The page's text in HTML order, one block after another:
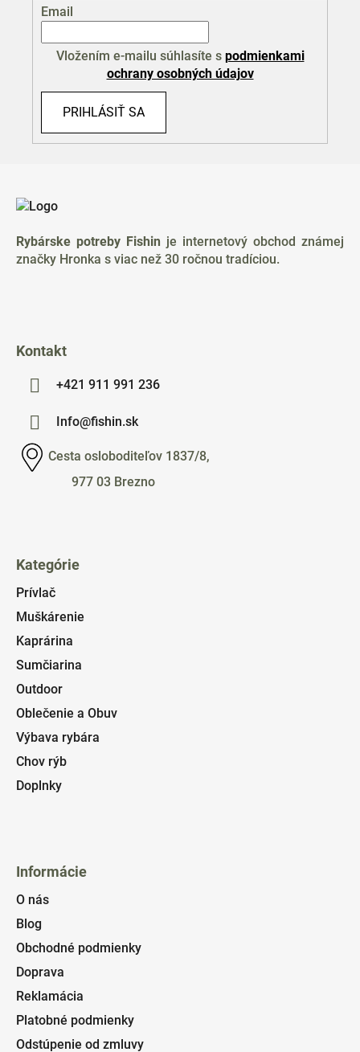
Email
Vložením e-mailu súhlasíte s podmienkami
ochrany osobných údajov
PRIHLÁSIŤ SA
Rybárske potreby Fishin je internetový obchod známej
značky Hronka s viac než 30 ročnou tradíciou.
Kontakt
+421 911 991 236
Info@fishin.sk
Cesta osloboditeľov 1837/8,
977 03 Brezno
Kategórie
Prívlač
Muškárenie
Kaprárina
Sumčiarina
Outdoor
Oblečenie a Obuv
Výbava rybára
Chov rýb
Doplnky
Informácie
O nás
Blog
Obchodné podmienky
Doprava
Reklamácia
Platobné podmienky
Odstúpenie od zmluvy